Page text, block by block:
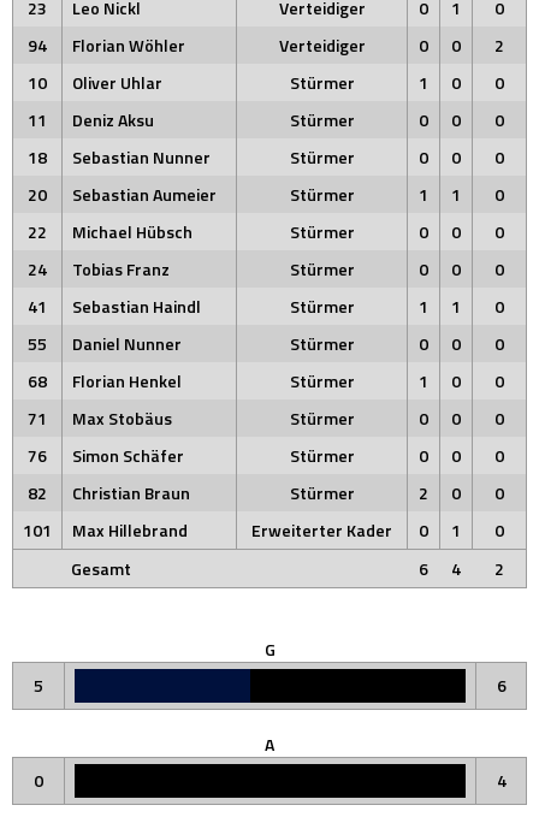
23
Leo Nickl Verteidiger 0 1
0
94
Florian Wöhler Verteidiger 0 0
2
10
Oliver Uhlar Stürmer 1 0
0
11
Deniz Aksu Stürmer 0 0
0
18
Sebastian Nunner Stürmer 0 0
0
20
Sebastian Aumeier Stürmer 1 1
0
22
Michael Hübsch Stürmer 0 0
0
24
Tobias Franz Stürmer 0 0
0
41
Sebastian Haindl Stürmer 1 1
0
55
Daniel Nunner Stürmer 0 0
0
68
Florian Henkel Stürmer 1 0
0
71
Max Stobäus Stürmer 0 0
0
76
Simon Schäfer Stürmer 0 0
0
82
Christian Braun Stürmer 2 0
0
101
Max Hillebrand Erweiterter Kader 0 1
0
Gesamt
6 4 2
G
5
6
A
0
4